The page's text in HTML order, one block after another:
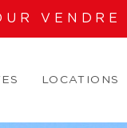
VENDRE
LOCATIONS